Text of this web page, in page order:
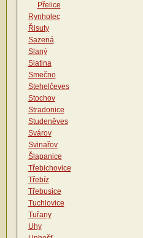
Přelice
Rynholec
Řisuty
Sazená
Slaný
Slatina
Smečno
Stehelčeves
Stochov
Stradonice
Studeněves
Svárov
Svinařov
Šlapanice
Třebichovice
Třebíz
Třebusice
Tuchlovice
Tuřany
Uhy